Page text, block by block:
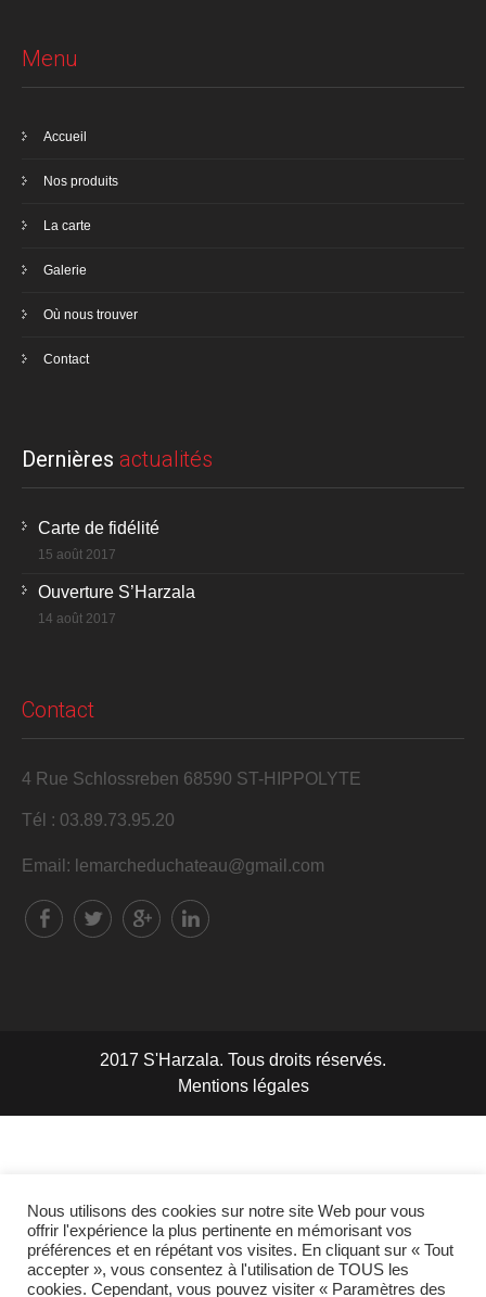
Menu
Accueil
Nos produits
La carte
Galerie
Où nous trouver
Contact
Dernières actualités
Carte de fidélité
15 août 2017
Ouverture S’Harzala
14 août 2017
Contact
4 Rue Schlossreben 68590 ST-HIPPOLYTE
Tél : 03.89.73.95.20
Email: lemarcheduchateau@gmail.com
2017 S'Harzala. Tous droits réservés.
Mentions légales
Nous utilisons des cookies sur notre site Web pour vous
offrir l'expérience la plus pertinente en mémorisant vos
préférences et en répétant vos visites. En cliquant sur « Tout
accepter », vous consentez à l'utilisation de TOUS les
cookies. Cependant, vous pouvez visiter « Paramètres des